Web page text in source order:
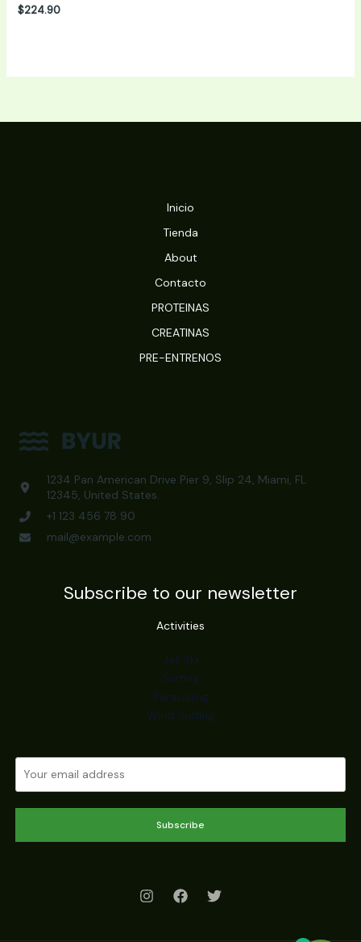
$224.90
Inicio
Tienda
About
Contacto
PROTEINAS
CREATINAS
PRE-ENTRENOS
1234 Pan American Drive Pier 9, Slip 24, Miami, FL
12345, United States.
+1 123 456 78 90
mail@example.com
Subscribe to our newsletter
Activities
Jet Ski
Surfing
Parasailing
Wind Surfing
Subscribe